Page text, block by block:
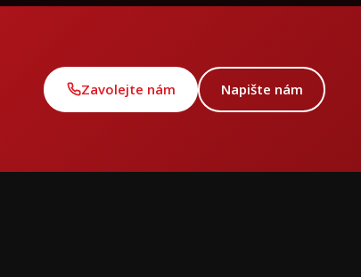
Zavolejte nám Napište nám